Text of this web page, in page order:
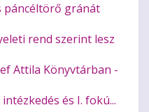
páncéltörő gránát
rend szerint lesz
Attila Könyvtárban -
és I. fokú...